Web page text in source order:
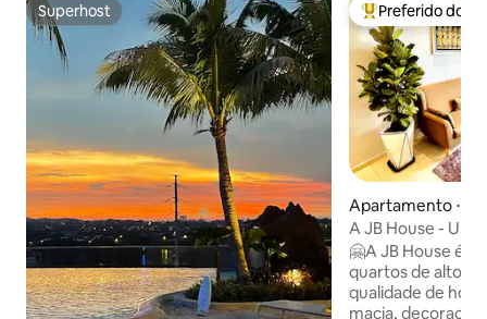
Superhost
Superhost Entre os
Preferido dos
Apartamento ⋅
eri
A JB House -
estrelas em
🤗A JB House é
quartos de alto
qualidade de
macia,